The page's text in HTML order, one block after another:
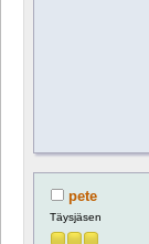
pete
Täysjäsen